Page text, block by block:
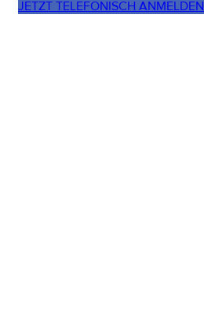
JETZT TELEFONISCH ANMELDEN